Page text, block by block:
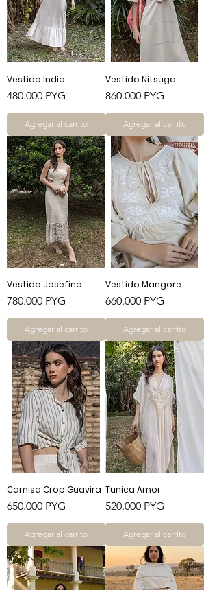
Vestido India
Precio
480.000 PYG
Agregar al carrito
Vestido Nitsuga
Precio
860.000 PYG
Agregar al carrito
Vestido Josefina
Precio
780.000 PYG
Agregar al carrito
Vestido Mangore
Precio
660.000 PYG
Agregar al carrito
Camisa Crop Guavira
Precio
650.000 PYG
Agregar al carrito
Tunica Amor
Precio
520.000 PYG
Agregar al carrito